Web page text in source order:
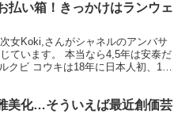
払い箱！きっかけはランウェ
女Koki,さんがシャネルのアンバサ
ています。 本当なら4,5年は安泰だ
クビ コウキは18年に日本人初、15
美化…そういえば最近創価芸